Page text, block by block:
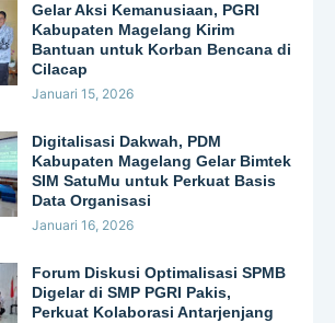
Gelar Aksi Kemanusiaan, PGRI
Kabupaten Magelang Kirim
Bantuan untuk Korban Bencana di
Cilacap
Januari 15, 2026
Digitalisasi Dakwah, PDM
Kabupaten Magelang Gelar Bimtek
SIM SatuMu untuk Perkuat Basis
Data Organisasi
Januari 16, 2026
Forum Diskusi Optimalisasi SPMB
Digelar di SMP PGRI Pakis,
Perkuat Kolaborasi Antarjenjang